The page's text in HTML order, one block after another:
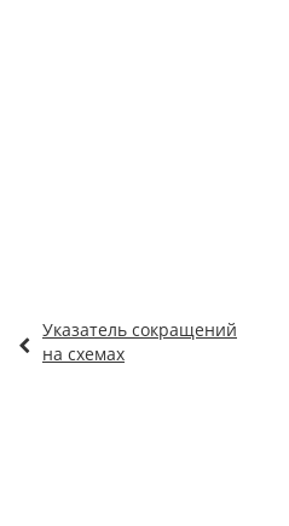
Указатель сокращений
на схемах